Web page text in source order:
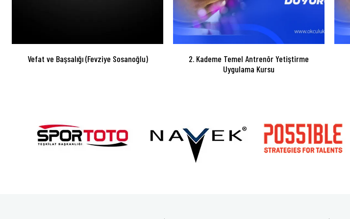
Vefat ve Başsalığı (Fevziye Sosanoğlu)
2. Kademe Temel Antrenör Yetiştirme
Uygulama Kursu